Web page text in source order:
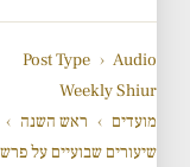
Post Type › Audio
Weekly Shiur
מועדים › ראש השנה ›
שיעורים שבועיים על